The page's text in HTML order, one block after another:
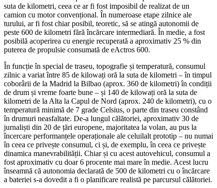
suta de kilometri, ceea ce ar fi fost imposibil de realizat de un
camion cu motor convențional. În numeroase etape zilnice ale
turului, ar fi fost chiar posibil, teoretic, să se atingă autonomii de
peste 600 de kilometri fără încărcare intermediară. În medie, a fost
posibilă acoperirea cu energie recuperată a aproximativ 25 % din
puterea de propulsie consumată de eActros 600.
În funcție în special de traseu, topografie și temperatură, consumul
zilnic a variat între 85 de kilowați oră la suta de kilometri – în timpul
coborârii de la Madrid la Bilbao (aprox. 360 de kilometri) în condiții
de drum și vreme foarte bune – și 140 de kilowați oră la suta de
kilometri de la Alta la Capul de Nord (aprox. 240 de kilometri), cu o
temperatură minimă de 7 grade Celsius, o parte din traseu constând
în drumuri neasfaltate. De-a lungul călătoriei, aproximativ 30 de
jurnaliști din 20 de țări europene, majoritatea la volan, au pus la
încercare performanțele operaționale ale celuilalt prototip – nu numai
în ceea ce privește consumul, ci și, de exemplu, în ceea ce privește
dinamica manevrabilității. Chiar și cu acest autovehicul, consumul a
fost aproximativ cu doar 6 procente mai mare în medie. Acest lucru
înseamnă că autonomia declarată de 500 de kilometri cu o încărcare
a bateriei s-a dovedit a fi o planificare realistă pe parcursul călătoriei.